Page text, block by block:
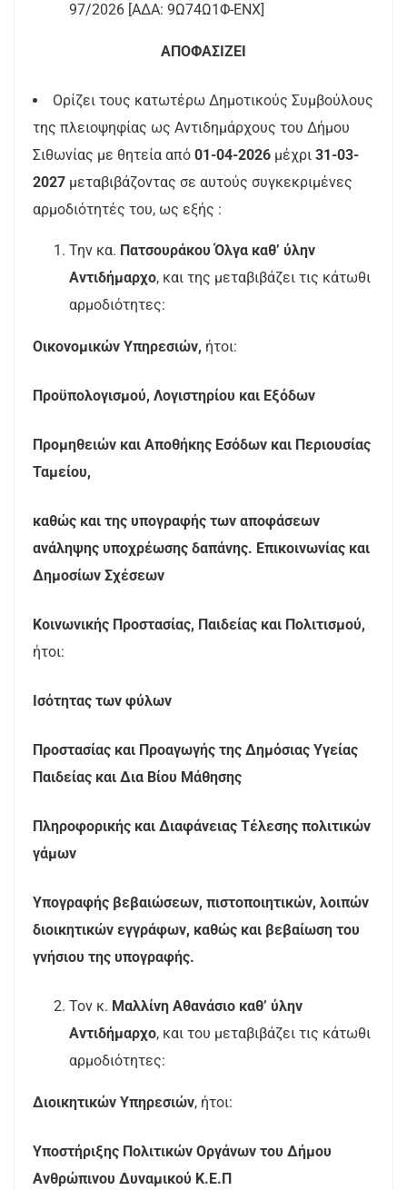
97/2026 [ΑΔΑ: 9Ω74Ω1Φ-ΕΝΧ]
ΑΠΟΦΑΣΙΖΕΙ
Ορίζει τους κατωτέρω Δημοτικούς Συμβούλους
της πλειοψηφίας ως Αντιδημάρχους του Δήμου
Σιθωνίας με θητεία από 01-04-2026 μέχρι 31-03-
2027 μεταβιβάζοντας σε αυτούς συγκεκριμένες
αρμοδιότητές του, ως εξής :
Την κα. Πατσουράκου Όλγα καθ’ ύλην
Αντιδήμαρχο, και της μεταβιβάζει τις κάτωθι
αρμοδιότητες:
Οικονομικών Υπηρεσιών, ήτοι:
Προϋπολογισμού, Λογιστηρίου και Εξόδων
Προμηθειών και Αποθήκης Εσόδων και Περιουσίας
Ταμείου,
καθώς και της υπογραφής των αποφάσεων
ανάληψης υποχρέωσης δαπάνης. Επικοινωνίας και
Δημοσίων Σχέσεων
Κοινωνικής Προστασίας, Παιδείας και Πολιτισμού,
ήτοι:
Ισότητας των φύλων
Προστασίας και Προαγωγής της Δημόσιας Υγείας
Παιδείας και Δια Βίου Μάθησης
Πληροφορικής και Διαφάνειας Τέλεσης πολιτικών
γάμων
Υπογραφής βεβαιώσεων, πιστοποιητικών, λοιπών
διοικητικών εγγράφων, καθώς και βεβαίωση του
γνήσιου της υπογραφής.
Τον κ. Μαλλίνη Αθανάσιο καθ’ ύλην
Αντιδήμαρχο, και του μεταβιβάζει τις κάτωθι
αρμοδιότητες:
Διοικητικών Υπηρεσιών, ήτοι:
Υποστήριξης Πολιτικών Οργάνων του Δήμου
Ανθρώπινου Δυναμικού Κ.Ε.Π